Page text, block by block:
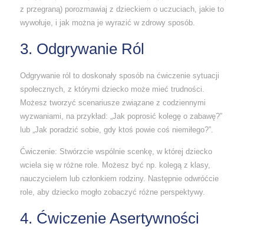
z przegraną) porozmawiaj z dzieckiem o uczuciach, jakie to
wywołuje, i jak można je wyrazić w zdrowy sposób.
3. Odgrywanie Ról
Odgrywanie ról to doskonały sposób na ćwiczenie sytuacji
społecznych, z którymi dziecko może mieć trudności.
Możesz tworzyć scenariusze związane z codziennymi
wyzwaniami, na przykład: „Jak poprosić kolegę o zabawę?”
lub „Jak poradzić sobie, gdy ktoś powie coś niemiłego?”.
Ćwiczenie: Stwórzcie wspólnie scenkę, w której dziecko
wciela się w różne role. Możesz być np. kolegą z klasy,
nauczycielem lub członkiem rodziny. Następnie odwróćcie
role, aby dziecko mogło zobaczyć różne perspektywy.
4. Ćwiczenie Asertywności